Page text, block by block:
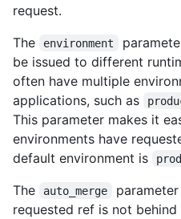
request.
The
environment
be issued to different
often have multiple
applications, such as
This parameter makes it
environments have
default environment is
The
auto_merge
requested ref is not